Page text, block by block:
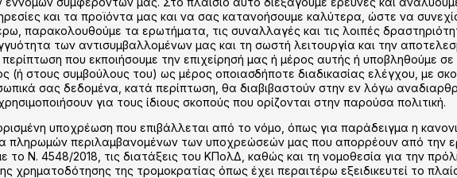
και τα προϊόντα μας και να σας κατανοήσουμε καλύτερα, ώστε να
παρακολουθούμε τα ερωτήματα, τις συναλλαγές και τις λοιπές
των αντισυμβαλλομένων μας και τη σωστή λειτουργία και την
που εκποιήσουμε την επιχείρησή μας ή μέρος αυτής ή υποβληθούμε
(ή στους συμβούλους του) ως μέρος οποιασδήποτε διαδικασίας ελέγχου, με
σας δεδομένα, κατά περίπτωση, θα διαβιβαστούν στην εν λόγω
για τους ίδιους σκοπούς που ορίζονται στην παρούσα πολιτική.
υποχρέωση που επιβάλλεται από το νόμο, όπως για παράδειγμα η
πληρωμών περιλαμβανομένων των υποχρεώσεών μας που απορρέουν από την
Ν. 4548/2018, τις διατάξεις του ΚΠολΔ, καθώς και τη νομοθεσία για την
χρηματοδότησης της τρομοκρατίας όπως έχει περαιτέρω εξειδικευτεί το